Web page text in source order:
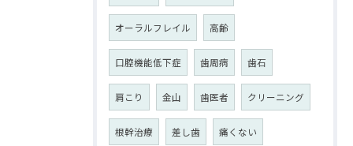
オーラルフレイル 高齢
口腔機能低下症 歯周病 歯石
肩こり 金山 歯医者 クリーニング
根幹治療 差し歯 痛くない